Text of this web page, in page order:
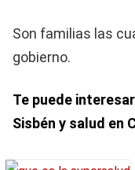
Son familias las
gobierno.
Te puede
Sisbén y salud en